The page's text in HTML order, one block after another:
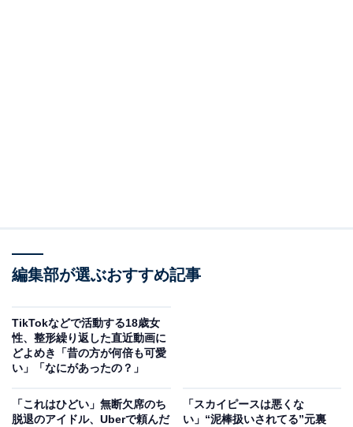
編集部が選ぶおすすめ記事
TikTokなどで活動する18歳女
性、整形繰り返した直近動画に
どよめき「昔の方が何倍も可愛
い」「なにがあったの？」
「これはひどい」無断欠席のち
脱退のアイドル、Uberで頼んだ
「スカイピースは悪くな
い」“泥棒扱いされてる”元裏